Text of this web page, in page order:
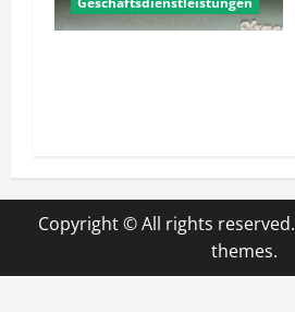
Copyright © All rights reserved.
themes.